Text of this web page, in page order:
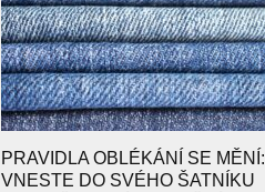
PRAVIDLA OBLÉKÁNÍ SE MĚNÍ:
VNESTE DO SVÉHO ŠATNÍKU